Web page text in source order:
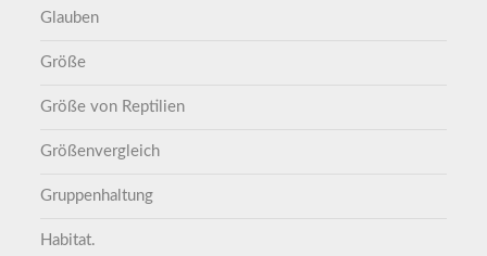
Glauben
Größe
Größe von Reptilien
Größenvergleich
Gruppenhaltung
Habitat.